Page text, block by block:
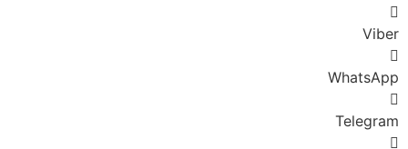
Viber
WhatsApp
Telegram